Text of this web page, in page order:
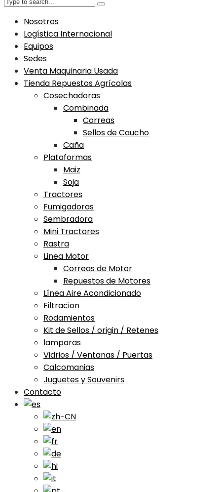
Nosotros
Logística Internacional
Equipos
Sedes
Venta Maquinaria Usada
Tienda Repuestos Agrícolas
Cosechadoras
Combinada
Correas
Sellos de Caucho
Caña
Plataformas
Maiz
Soja
Tractores
Fumigadoras
Sembradora
Mini Tractores
Rastra
Linea Motor
Correas de Motor
Repuestos de Motores
Línea Aire Acondicionado
Filtracion
Rodamientos
Kit de Sellos / origin / Retenes
lamparas
Vidrios / Ventanas / Puertas
Calcomanias
Juguetes y Souvenirs
Contacto